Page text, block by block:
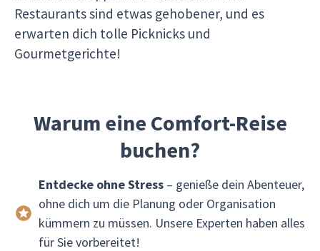
Restaurants sind etwas gehobener, und es
erwarten dich tolle Picknicks und
Gourmetgerichte!
Warum eine Comfort-Reise
buchen?
Entdecke ohne Stress– genieße dein Abenteuer,
ohne dich um die Planung oder Organisation
kümmern zu müssen. Unsere Experten haben alles
für Sie vorbereitet!